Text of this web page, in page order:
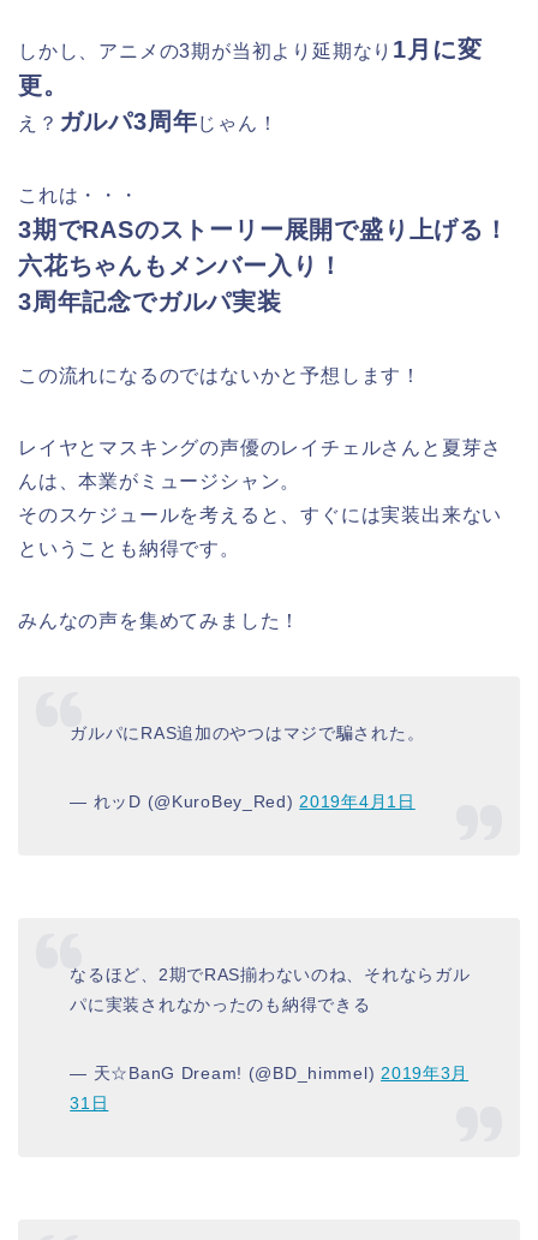
しかし、アニメの3期が当初より延期なり 1月に変
更。
え？ ガルパ3周年じゃん！
これは・・・
3期でRASのストーリー展開で盛り上げる！
六花ちゃんもメンバー入り！
3周年記念でガルパ実装
この流れになるのではないかと予想します！
レイヤとマスキングの声優のレイチェルさんと夏芽さ
んは、本業がミュージシャン。
そのスケジュールを考えると、すぐには実装出来ない
ということも納得です。
みんなの声を集めてみました！
ガルパにRAS追加のやつはマジで騙された。
— れッD (@KuroBey_Red) 2019年4月1日
なるほど、2期でRAS揃わないのね、それならガル
パに実装されなかったのも納得できる
— 天☆BanG Dream! (@BD_himmel) 2019年3月
31日